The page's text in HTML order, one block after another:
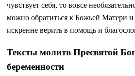
чувствует себя, то вовсе
можно обратиться к Божьей Матери и
искренне верить в помощь и
Тексты молитв Пресвятой
беременности